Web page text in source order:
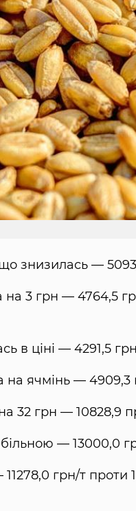
знизилась —
на 3 грн — 4764,5
в ціні — 4291,5
на ячмінь —
32 грн — 10828,9
— 13000,0
грн/т проти